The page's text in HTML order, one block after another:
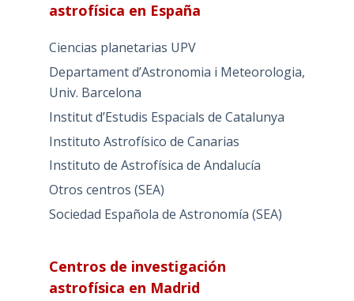
astrofísica en España
Ciencias planetarias UPV
Departament d’Astronomia i Meteorologia,
Univ. Barcelona
Institut d’Estudis Espacials de Catalunya
Instituto Astrofísico de Canarias
Instituto de Astrofísica de Andalucía
Otros centros (SEA)
Sociedad Española de Astronomía (SEA)
Centros de investigación
astrofísica en Madrid